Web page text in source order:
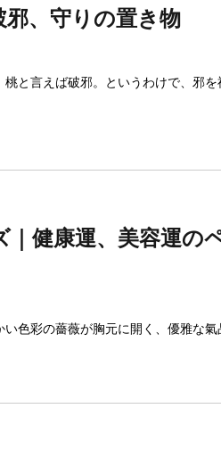
邪、守りの置き物
桃と言えば破邪。というわけで、邪
｜健康運、美容運の
色彩の薔薇が胸元に開く、優雅な